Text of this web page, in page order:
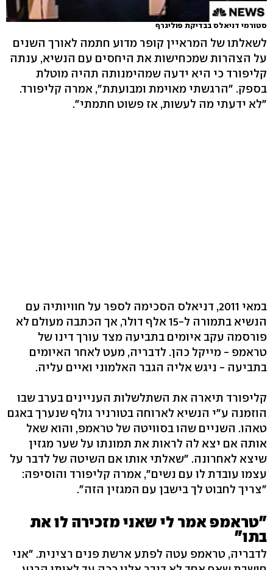
סטורמי דניאלס בבדיקת פוליגרף
לשאלתו של המראיין קופר מדוע חתמה לאורך השנים
על הצהרות שמכחישות את היחסים עם הנשיא, ענתה
קליפורד כי היא ידעה שמהימנותה תהיה מוטלת
בספק. "הרגשתי מאוימת ומבועתת", אמרה קליפורד.
"לא ידעתי מה לעשות, אז פשוט חתמתי".
במאי 2011, דניאלס הסכימה לספר על חוויותיה עם
הנשיא בתמורה ל-15 אלף דולר, אך הכתבה מעולם לא
פורסמה עקב איומים בתביעה מצד עורך דינו של
טראמפ - מייקל כהן. לדבריה, מעט לאחר האיומים
בתביעה - ניגש אליה הגבר האלמוני ואיים עליה.
קליפורד תיארה את השתלשלות העניינים בערב שבו
הוזמנה ע"י הנשיא לארוחה בטורניר גולף שנערך באגם
טאהו. השניים שהו בסוויטה של טראמפ, והוא שאל
אותה אם יצא לה לראות את תמונתו על שער מגזין
שיצא לאחרונה. "שאלתי אותו אם השיטה של לדבר על
עצמו עובדת לו עם נשים", אמרה קליפורד והוסיפה:
"צריך לחבוט לך בישבן עם המגזין הזה".
"טראמפ אמר לי שאני מזכירה לו את
בתו"
לדבריה, טראמפ עטה לפתע ארשת פנים רצינית. "אני